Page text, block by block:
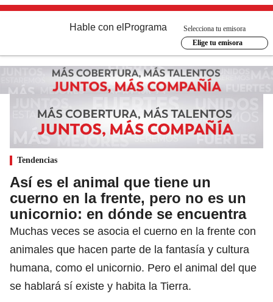
Hable con el Programa
Selecciona tu emisora
Elige tu emisora
Tendencias
Así es el animal que tiene un
cuerno en la frente, pero no es un
unicornio: en dónde se encuentra
Muchas veces se asocia el cuerno en la frente con
animales que hacen parte de la fantasía y cultura
humana, como el unicornio. Pero el animal del que
se hablará sí existe y habita la Tierra.